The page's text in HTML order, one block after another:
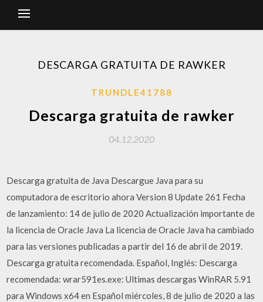
DESCARGA GRATUITA DE RAWKER
TRUNDLE41788
Descarga gratuita de rawker
04.12.2020
Descarga gratuita de Java Descargue Java para su
computadora de escritorio ahora Version 8 Update 261 Fecha
de lanzamiento: 14 de julio de 2020 Actualización importante de
la licencia de Oracle Java La licencia de Oracle Java ha cambiado
para las versiones publicadas a partir del 16 de abril de 2019.
Descarga gratuita recomendada. Español, Inglés: Descarga
recomendada: wrar591es.exe: Ultimas descargas WinRAR 5.91
para Windows x64 en Español miércoles, 8 de julio de 2020 a las